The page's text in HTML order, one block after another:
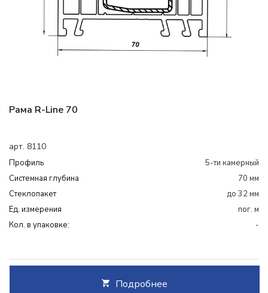
Рама R-Line 70
арт. 8110
Профиль
5-ти камерный
Системная глубина
70 мм
Cтеклопакет
до 32 мм
Ед. измерения
пог. м
Кол. в упаковке:
-
Подробнее